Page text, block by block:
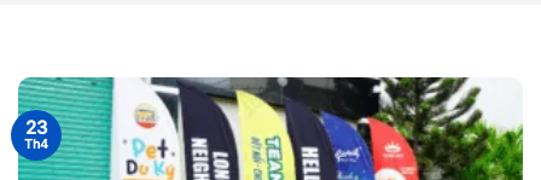
23
Th4